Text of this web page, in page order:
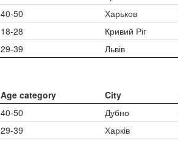
40-50 Харьков
18-28
Кривий Ріг
29-39 Львів
Age category City
40-50 Дубно
29-39 Харків